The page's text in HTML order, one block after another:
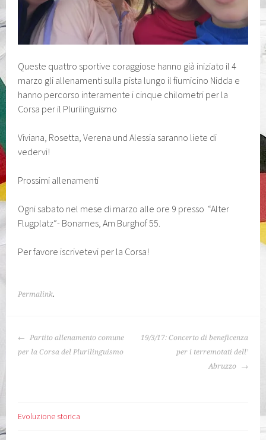
Queste quattro sportive coraggiose hanno già iniziato il 4
marzo gli allenamenti sulla pista lungo il fiumicino Nidda e
hanno percorso interamente i cinque chilometri per la
Corsa per il Plurilinguismo
Viviana, Rosetta, Verena und Alessia saranno liete di
vedervi!
Prossimi allenamenti
Ogni sabato nel mese di marzo alle ore 9 presso “Alter
Flugplatz”- Bonames, Am Burghof 55.
Per favore iscrivetevi per la Corsa!
Permalink.
NAVIGAZIONE
ARTICOLO
Partito allenamento comune
per la Corsa del Plurilinguismo
19/3/17: Concerto di beneficenza
per i terremotati dell’
Abruzzo
Evoluzione storica